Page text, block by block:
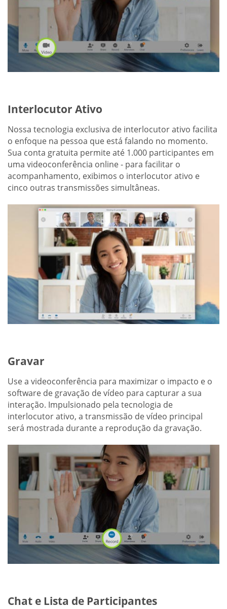
Interlocutor Ativo
Nossa tecnologia exclusiva de interlocutor ativo facilita
o enfoque na pessoa que está falando no momento.
Sua conta gratuita permite até 1.000 participantes em
uma videoconferência online - para facilitar o
acompanhamento, exibimos o interlocutor ativo e
cinco outras transmissões simultâneas.
Gravar
Use a videoconferência para maximizar o impacto e o
software de gravação de vídeo para capturar a sua
interação. Impulsionado pela tecnologia de
interlocutor ativo, a transmissão de vídeo principal
será mostrada durante a reprodução da gravação.
Chat e Lista de Participantes